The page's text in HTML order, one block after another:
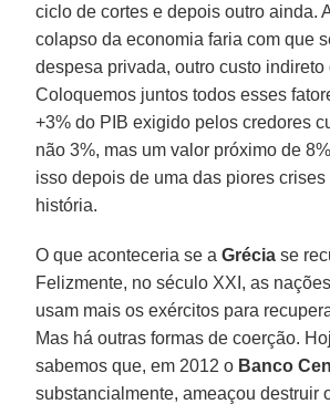
ciclo de cortes e depois outro ainda.
colapso da economia faria com que
despesa privada, outro custo indireto
Coloquemos juntos todos esses
+3% do PIB exigido pelos credores
não 3%, mas um valor próximo de
isso depois de uma das piores
história.
O que aconteceria se aGrécia se
Felizmente, no século XXI, as
usam mais os exércitos para
Mas há outras formas de coerção.
sabemos que, em 2012 o Banco
substancialmente, ameaçou destruir